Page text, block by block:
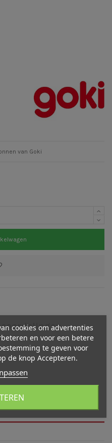
van Goki
cookies om advertenties
en voor een betere
te geven voor
de knop Accepteren.